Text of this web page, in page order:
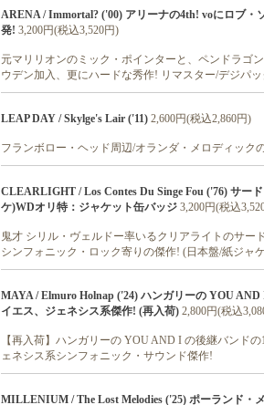
ARENA / Immortal? ('00) アリーナの4th! voにロブ
発! 3,200円(税込3,520円)
元マリリオンのミック・ポインターと、ペンドラゴ
ウデン加入、更にハードな秀作! リマスター/デジパ
LEAP DAY / Skylge's Lair ('11) 2,600円(税込2,860円)
フランボロー・ヘッド周辺/オランダ・メロディック
CLEARLIGHT / Los Contes Du Singe Fou ('76) サー
ケ)WDオリ特：ジャケット缶バッジ 3,200円(税込
鬼才 シリル・ヴェルドー率いるクリアライトのサ
シンフォニック・ロック寄りの傑作! (日本盤/紙ジャ
MAYA / Elmuro Holnap ('24) ハンガリーの YOU
イエス、ジェネシス系傑作! (再入荷) 2,800円(税込
【再入荷】ハンガリーの YOU AND I の後継バンド
ェネシス系シンフォニック・サウンド傑作!
MILLENIUM / The Lost Melodies ('25) ポーランド・